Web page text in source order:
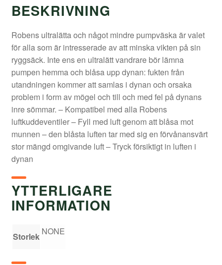
BESKRIVNING
Robens ultralätta och något mindre pumpväska är valet
för alla som är intresserade av att minska vikten på sin
ryggsäck. Inte ens en ultralätt vandrare bör lämna
pumpen hemma och blåsa upp dynan: fukten från
utandningen kommer att samlas i dynan och orsaka
problem i form av mögel och till och med fel på dynans
inre sömmar. – Kompatibel med alla Robens
luftkuddeventiler – Fyll med luft genom att blåsa mot
munnen – den blåsta luften tar med sig en förvånansvärt
stor mängd omgivande luft – Tryck försiktigt in luften i
dynan
YTTERLIGARE
INFORMATION
Storlek NONE